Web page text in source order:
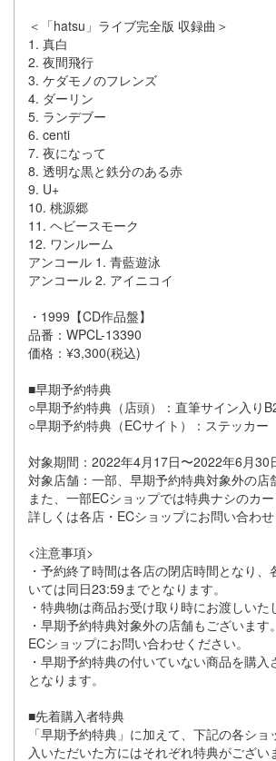
＜「hatsu」ライブ完全版 収録曲＞
1. 真白
2. 夜間飛行
3. ケダモノのフレンズ
4. ダーリン
5. ランデブー
6. centi
7. 夜になって
8. 透明な黒と鉄分のある赤
9. U+
10. 桃源郷
11. ヘビースモーク
12. ワンルーム
アンコール 1. 青藍遊泳
アンコール 2. アイニコイ
・1999【CD作品盤】
品番：WPCL-13390
価格：¥3,300(税込)
■早期予約特典
○早期予約特典（店頭）：直筆サイン入り
○早期予約特典（ECサイト）：ステッカー
対象期間：2022年4月17日〜2022年6月30
対象店舗：一部、早期予約特典対象外の店
また、一部ECショップでは特典ナシのカー
詳しくは各店・ECショップにお問い合わせ
<注意事項>
・予約終了時間は各店の閉店時間となり、
いては同日23:59までとなります。
・特典物は商品お受け取り時にお渡しいた
・早期予約特典対象外の店舗もございます
ECショップにお問い合わせください。
・早期予約特典の付いていない商品を購
となります。
■先着購入者特典
「早期予約特典」に加えて、下記の各シ
入いただいた方にはそれぞれ特典がござい